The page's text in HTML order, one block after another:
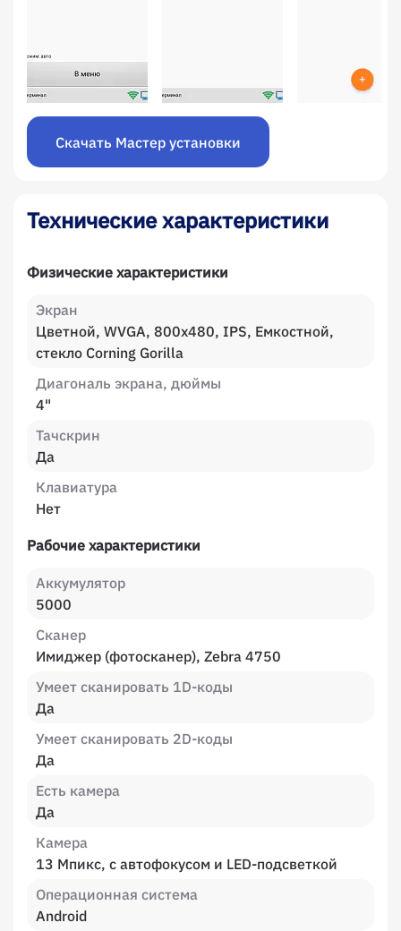
Скачать Мастер установки
Технические характеристики
Физические характеристики
Экран
Цветной, WVGA, 800x480, IPS, Емкостной,
стекло Corning Gorilla
Диагональ экрана, дюймы
4"
Тачскрин
Да
Клавиатура
Нет
Рабочие характеристики
Аккумулятор
5000
Сканер
Имиджер (фотосканер), Zebra 4750
Умеет сканировать 1D-коды
Да
Умеет сканировать 2D-коды
Да
Есть камера
Да
Камера
13 Мпикс, с автофокусом и LED-подсветкой
Операционная система
Android